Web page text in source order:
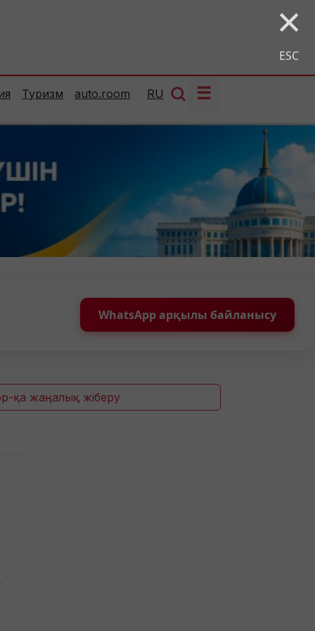
×
ESC
Туризм auto.room RU ☰
WhatsApp арқылы байланысу
қа жаңалық жіберу